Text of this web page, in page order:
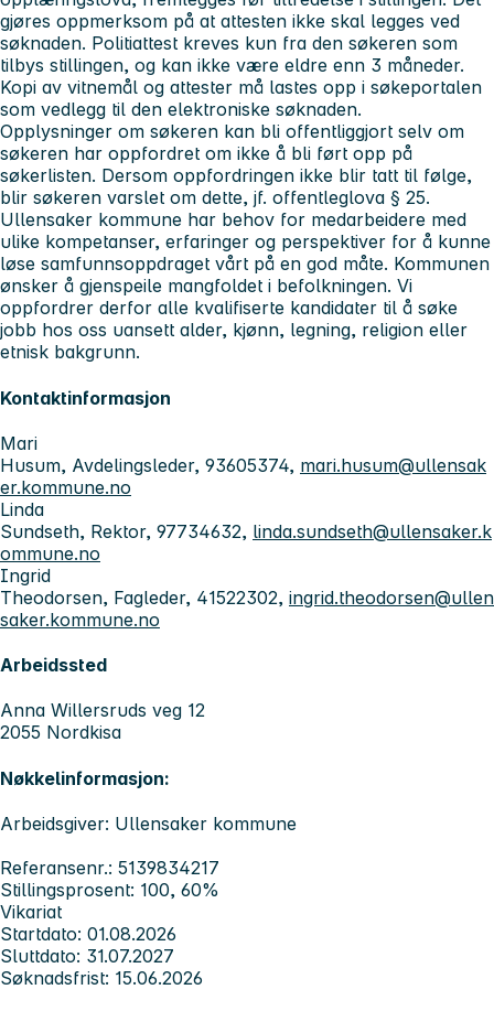
gjøres oppmerksom på at attesten ikke skal legges ved
søknaden. Politiattest kreves kun fra den søkeren som
tilbys stillingen, og kan ikke være eldre enn 3 måneder.
Kopi av vitnemål og attester må lastes opp i søkeportalen
som vedlegg til den elektroniske søknaden.
Opplysninger om søkeren kan bli offentliggjort selv om
søkeren har oppfordret om ikke å bli ført opp på
søkerlisten. Dersom oppfordringen ikke blir tatt til følge,
blir søkeren varslet om dette, jf. offentleglova § 25.
Ullensaker kommune har behov for medarbeidere med
ulike kompetanser, erfaringer og perspektiver for å kunne
løse samfunnsoppdraget vårt på en god måte. Kommunen
ønsker å gjenspeile mangfoldet i befolkningen. Vi
oppfordrer derfor alle kvalifiserte kandidater til å søke
jobb hos oss uansett alder, kjønn, legning, religion eller
etnisk bakgrunn.
Kontaktinformasjon
Mari
Husum, Avdelingsleder, 93605374, mari.husum@ullensak
er.kommune.no
Linda
Sundseth, Rektor, 97734632, linda.sundseth@ullensaker.k
ommune.no
Ingrid
Theodorsen, Fagleder, 41522302, ingrid.theodorsen@ullen
saker.kommune.no
Arbeidssted
Anna Willersruds veg 12
2055 Nordkisa
Nøkkelinformasjon:
Arbeidsgiver: Ullensaker kommune
Referansenr.: 5139834217
Stillingsprosent: 100, 60%
Vikariat
Startdato: 01.08.2026
Sluttdato: 31.07.2027
Søknadsfrist: 15.06.2026